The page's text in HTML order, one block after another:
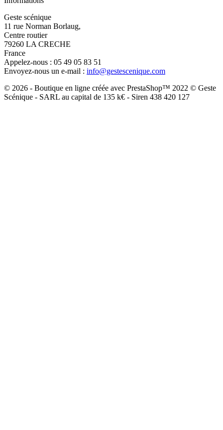
Geste scénique
11 rue Norman Borlaug,
Centre routier
79260 LA CRECHE
France
Appelez-nous : 05 49 05 83 51
Envoyez-nous un e-mail : info@gestescenique.com
© 2026 - Boutique en ligne créée avec PrestaShop™ 2022 © Geste
Scénique - SARL au capital de 135 k€ - Siren 438 420 127